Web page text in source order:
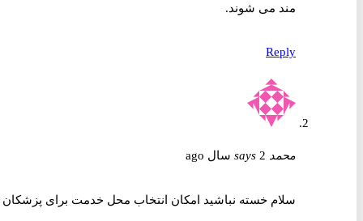
مند می شوند.
Reply
محمد says 2 سال ago
سلام خسته نباشید امکان انتخاب محل خدمت برای پزشکان